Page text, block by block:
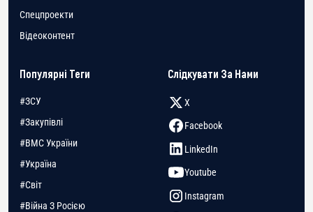
Спецпроекти
Відеоконтент
Популярні Теги
#ЗСУ
#Закупівлі
#ВМС України
#Україна
#Світ
#Війна З Росією
Слідкувати За Нами
X
Facebook
LinkedIn
Youtube
Instagram